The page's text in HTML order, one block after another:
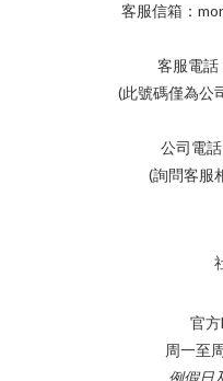
客服信箱：
客服電話
(此號碼僅為公
公司電
(詢問客服
官方
周一至
例假日